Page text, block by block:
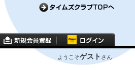
ようこそゲスト さん